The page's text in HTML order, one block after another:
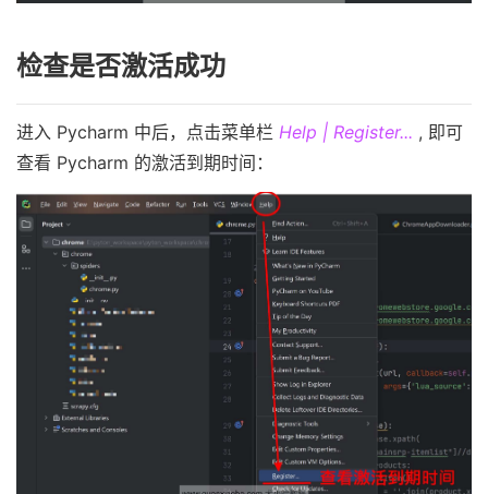
检查是否激活成功
进入 Pycharm 中后，点击菜单栏 Help | Register... , 即可
查看 Pycharm 的激活到期时间：